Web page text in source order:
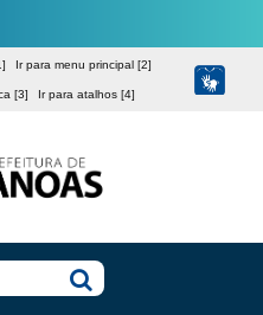
Ir para menu principal [2]
[3] Ir para atalhos [4]